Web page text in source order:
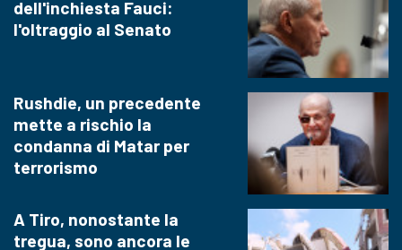
dell'inchiesta Fauci:
l'oltraggio al Senato
Rushdie, un precedente
mette a rischio la
condanna di Matar per
terrorismo
A Tiro, nonostante la
tregua, sono ancora le